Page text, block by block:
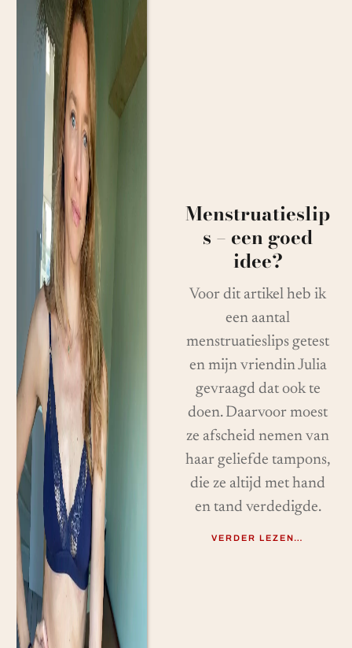
Menstruatieslip
s – een goed
idee?
Voor dit artikel heb ik
een aantal
menstruatieslips getest
en mijn vriendin Julia
gevraagd dat ook te
doen. Daarvoor moest
ze afscheid nemen van
haar geliefde tampons,
die ze altijd met hand
en tand verdedigde.
VERDER LEZEN…